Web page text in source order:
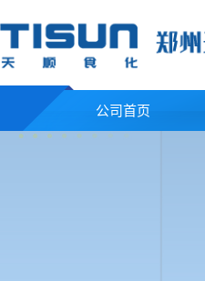
公司首页